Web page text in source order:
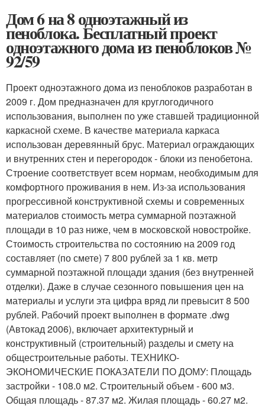
Дом 6 на 8 одноэтажный из
пеноблока. Бесплатный проект
одноэтажного дома из пеноблоков №
92/59
Проект одноэтажного дома из пеноблоков разработан в
2009 г. Дом предназначен для круглогодичного
использования, выполнен по уже ставшей традиционной
каркасной схеме. В качестве материала каркаса
использован деревянный брус. Материал ограждающих
и внутренних стен и перегородок - блоки из пенобетона.
Строение соответствует всем нормам, необходимым для
комфортного проживания в нем. Из-за использования
прогрессивной конструктивной схемы и современных
материалов стоимость метра суммарной поэтажной
площади в 10 раз ниже, чем в московской новостройке.
Стоимость строительства по состоянию на 2009 год
составляет (по смете) 7 800 рублей за 1 кв. метр
суммарной поэтажной площади здания (без внутренней
отделки). Даже в случае сезонного повышения цен на
материалы и услуги эта цифра вряд ли превысит 8 500
рублей. Рабочий проект выполнен в формате .dwg
(Автокад 2006), включает архитектурный и
конструктивный (строительный) разделы и смету на
общестроительные работы. ТЕХНИКО-
ЭКОНОМИЧЕСКИЕ ПОКАЗАТЕЛИ ПО ДОМУ: Площадь
застройки - 108.0 м2. Строительный объем - 600 м3.
Общая площадь - 87.37 м2. Жилая площадь - 60.27 м2.